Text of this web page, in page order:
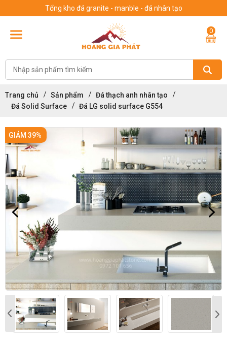
Tổng kho đá granite - manble - đá nhân tạo
0
Trang chủ Sản phẩm
Đá thạch anh nhân tạo
Đá Solid Surface
Đá LG solid surface G554
GIẢM 39%